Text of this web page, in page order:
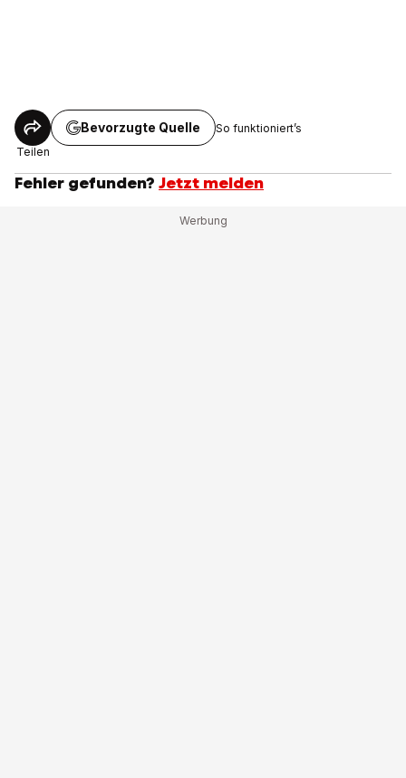
Teilen
Bevorzugte Quelle So funktioniert’s
Fehler gefunden? Jetzt melden